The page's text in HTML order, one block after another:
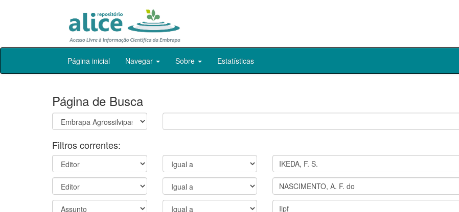
Skip
Página inicial Navegar Sobre Estatísticas
Página de Busca
Filtros correntes: